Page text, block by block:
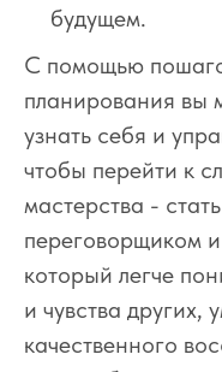
будущем.
С помощью
планирования вы
узнать себя и
чтобы перейти к
мастерства -
переговорщиком
который легче
и чувства других,
качественного